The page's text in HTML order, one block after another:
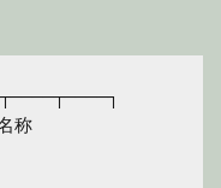
　 货品名称